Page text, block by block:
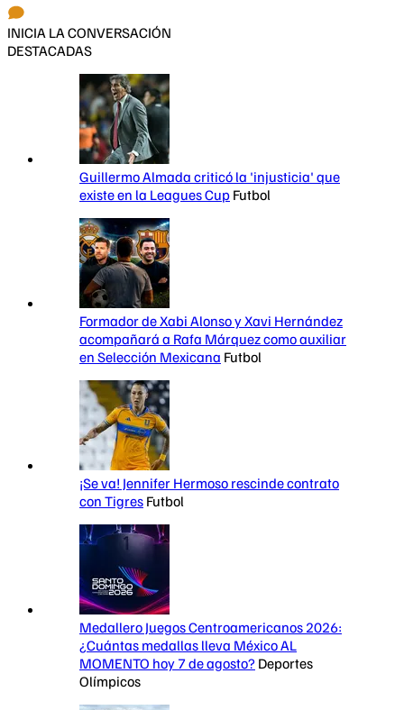
INICIA LA CONVERSACIÓN
DESTACADAS
Guillermo Almada criticó la 'injusticia' que
existe en la Leagues Cup Futbol
Formador de Xabi Alonso y Xavi Hernández
acompañará a Rafa Márquez como auxiliar
en Selección Mexicana Futbol
¡Se va! Jennifer Hermoso rescinde contrato
con Tigres Futbol
Medallero Juegos Centroamericanos 2026:
¿Cuántas medallas lleva México AL
MOMENTO hoy 7 de agosto? Deportes
Olímpicos